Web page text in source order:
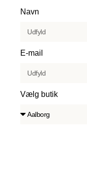
Navn
E-mail
Vælg butik